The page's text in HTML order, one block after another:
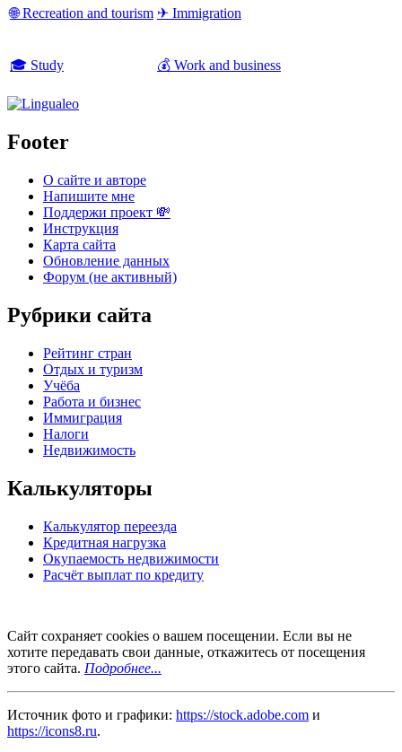
🌐 Recreation and tourism ✈ Immigration
🎓 Study 💰 Work and business
Footer
О сайте и авторе
Напишите мне
Поддержи проект 💸
Инструкция
Карта сайта
Обновление данных
Форум (не активный)
Рубрики сайта
Рейтинг стран
Отдых и туризм
Учёба
Работа и бизнес
Иммиграция
Налоги
Недвижимость
Калькуляторы
Калькулятор переезда
Кредитная нагрузка
Окупаемость недвижимости
Расчёт выплат по кредиту
Сайт сохраняет cookies о вашем посещении. Если вы не
хотите передавать свои данные, откажитесь от посещения
этого сайта. Подробнее...
Источник фото и графики: https://stock.adobe.com и
https://icons8.ru.